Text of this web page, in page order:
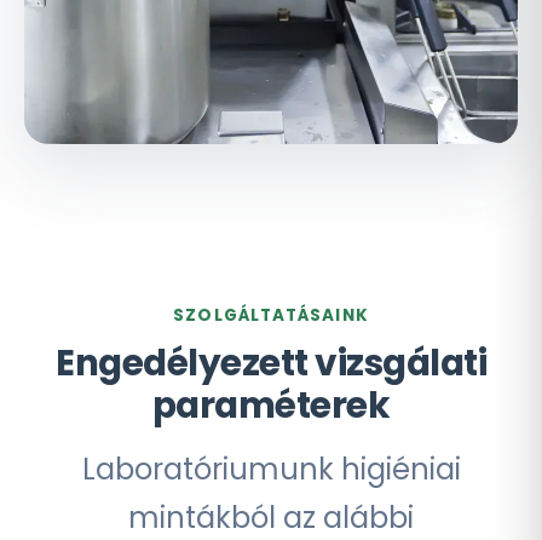
SZOLGÁLTATÁSAINK
Engedélyezett vizsgálati
paraméterek
Laboratóriumunk higiéniai
mintákból az alábbi